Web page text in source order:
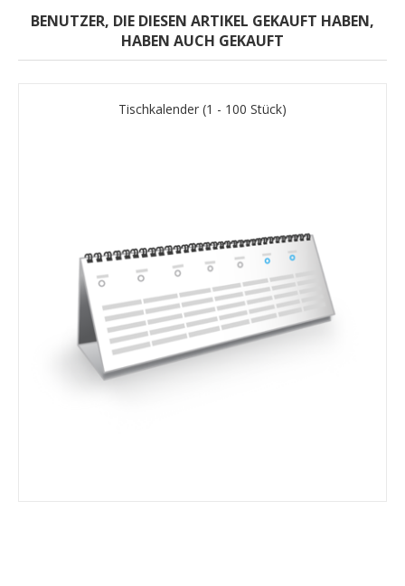
BENUTZER, DIE DIESEN ARTIKEL GEKAUFT HABEN,
HABEN AUCH GEKAUFT
Tischkalender (1 - 100 Stück)